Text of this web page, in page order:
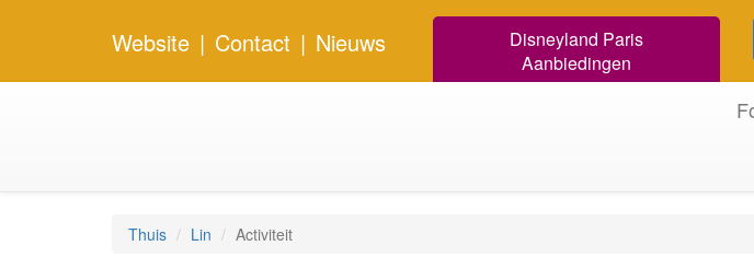
Website | Contact | Nieuws
Disneyland Paris
Aanbiedingen
Thuis Lin Activiteit